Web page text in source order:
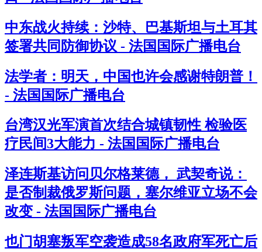
中东战火持续：沙特、巴基斯坦与土耳其
签署共同防御协议 - 法国国际广播电台
法学者：明天，中国也许会感谢特朗普！
- 法国国际广播电台
台湾汉光军演首次结合城镇韧性 检验医
疗民间3大能力 - 法国国际广播电台
泽连斯基访问贝尔格莱德， 武契奇说：
是否制裁俄罗斯问题，塞尔维亚立场不会
改变 - 法国国际广播电台
也门胡塞叛军空袭造成58名政府军死亡后